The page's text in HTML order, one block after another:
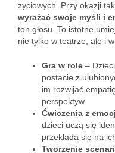
życiowych. Przy okazji
wyrażać swoje myśli i
ton głosu. To istotne
nie tylko w teatrze, ale i
Gra w role –
postacie z
im rozwijać
perspektyw.
Ćwiczenia z
dzieci uczą się
przekłada się na
Tworzenie